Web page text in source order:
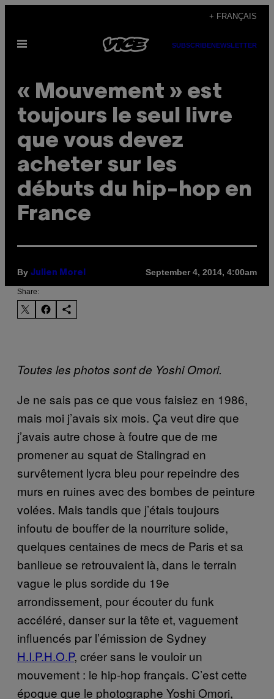
content
+ FRANÇAIS
Open
SUBSCRIBENEWSLETTER
« Mouvement » est
toujours le seul livre
que vous devez
acheter sur les
débuts du hip-hop en
France
By Julien Morel September 4, 2014, 4:00am
Share:
Toutes les photos sont de Yoshi Omori.
Je ne sais pas ce que vous faisiez en 1986,
mais moi j’avais six mois. Ça veut dire que
j’avais autre chose à foutre que de me
promener au squat de Stalingrad en
survêtement lycra bleu pour repeindre des
murs en ruines avec des bombes de peinture
volées. Mais tandis que j’étais toujours
infoutu de bouffer de la nourriture solide,
quelques centaines de mecs de Paris et sa
banlieue se retrouvaient là, dans le terrain
vague le plus sordide du 19e
arrondissement, pour écouter du funk
accéléré, danser sur la tête et, vaguement
influencés par l’émission de Sydney
H.I.P.H.O.P, créer sans le vouloir un
mouvement : le hip-hop français. C’est cette
époque que le photographe Yoshi Omori,